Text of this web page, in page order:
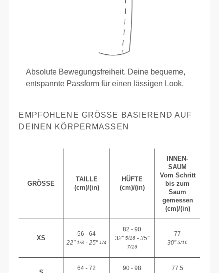
Absolute Bewegungsfreiheit. Deine bequeme,
entspannte Passform für einen lässigen Look.
EMPFOHLENE GRÖSSE BASIEREND AUF D
EINEN KÖRPERMASSEN
GRÖSSE
TAILLE
(cm)/(in)
HÜFTE
(cm)/(in)
INNEN-
SAUM
Vom Schritt
bis zum
Saum
gemessen
(cm)/(in)
XS
56 - 64
22"1/8 - 25"1/4
82 - 90
32"5/16 - 35"
7/16
77
30"5/16
64 - 72 90 - 98 77.5